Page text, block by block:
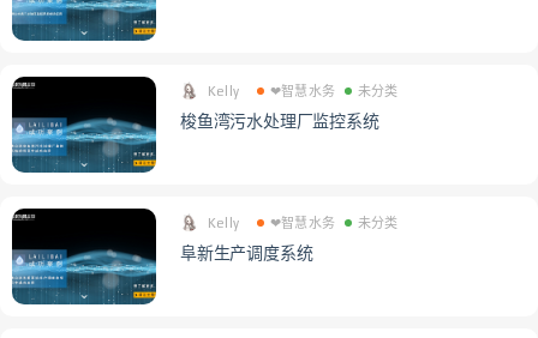
Kelly ❤智慧水务 未分类
梭鱼湾污水处理厂监控系统
Kelly ❤智慧水务 未分类
阜新生产调度系统